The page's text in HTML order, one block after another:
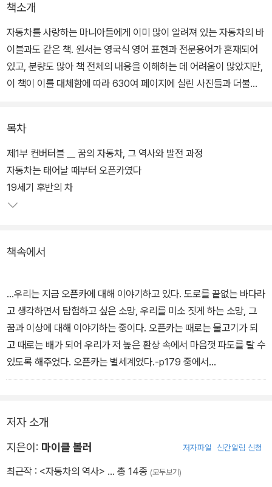
책소개
자동차를 사랑하는 마니아들에게 이미 많이 알려져 있는 자동차의 바
이블과도 같은 책. 원서는 영국식 영어 표현과 전문용어가 혼재되어
있고, 분량도 많아 책 전체의 내용을 이해하는 데 어려움이 많았지만,
이 책이 이를 대체함에 따라 630여 페이지에 실린 사진들과 더불어
가장 아름답고 전설적인 자동차로 평가되는 페라리 F50이 표지를 장
식하고 있는 이 책에는 자동차 발전에 획기적인 전기가 된 모델들이
화려한 사진으로 실려 있다. 또한 이처럼 역사적 가치가 있는 모델이
탄생하기까지의 과정을 실감나게 설명하고 있는 글은 다른 곳에서 얻
기 힘든 고급 정보를 제공해준다.
설명하면서, 역사를 바꾼 전설적인 모델의 사진과 함께 개개 모델의
했다. 눈과 머리 모두를 만족시켜 주는 책이다.
목차
제1부 컨버터블 __ 꿈의 자동차, 그 역사와 발전 과정
자동차는 태어날 때부터 오픈카였다
19세기 후반의 차
책속에서
...우리는 지금 오픈카에 대해 이야기하고 있다. 도로를 끝없는 바다라
고 생각하면서 탐험하고 싶은 소망, 우리를 미소 짓게 하는 소망, 그
꿈과 이상에 대해 이야기하는 중이다. 오픈카는 때로는 물고기가 되
고 때로는 배가 되어 우리가 저 높은 환상 속에서 마음껏 파도를 탈 수
있도록 해주었다. 오픈카는 별세계였다.-p179 중에서
자로가 기아에서 근무한 3년 사이에 디자인한 패스트백 쿠페는, 196
6년 토리노 모터쇼에서 처음 세상에 공개되었을 때나 지금이나 여전
히 우아한 모습을 간직하고 있다.-p392 중에서
저자 소개
지은이: 마이클 볼러 저자파일 신간알림 신청
최근작 : <자동차의 역사> … 총 14종 (모두보기)